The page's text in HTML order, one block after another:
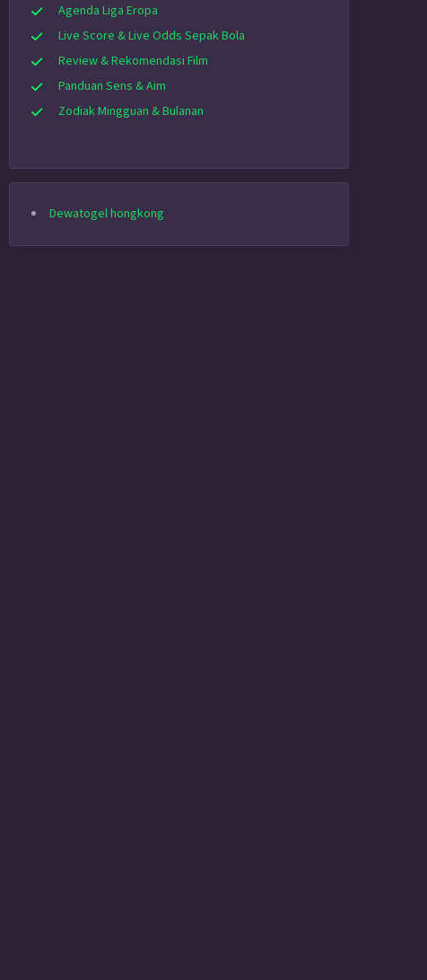
Agenda Liga Eropa
Live Score & Live Odds Sepak Bola
Review & Rekomendasi Film
Panduan Sens & Aim
Zodiak Mingguan & Bulanan
Dewatogel hongkong